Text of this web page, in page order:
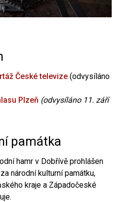
České televize (odvysíláno
Plzeň (odvysíláno 11. září
památka
hamr v Dobřívě prohlášen
národní kulturní památku,
kraje a Západočeské